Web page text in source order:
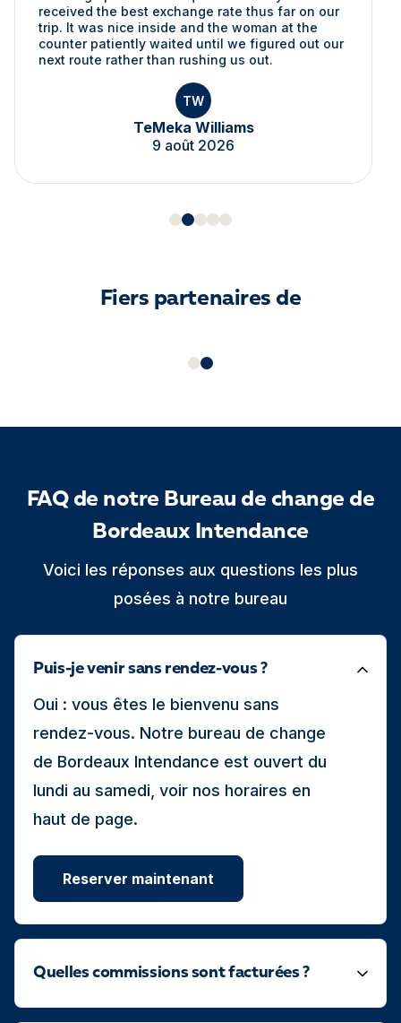
received the best exchange rate thus far on our
trip. It was nice inside and the woman at the
counter patiently waited until we figured out our
next route rather than rushing us out.
TW
TeMeka Williams
9 août 2026
Fiers partenaires de
FAQ de notre Bureau de change de
Bordeaux Intendance
Voici les réponses aux questions les plus
posées à notre bureau
Puis-je venir sans rendez-vous ?
Oui : vous êtes le bienvenu sans
rendez-vous. Notre bureau de change
de Bordeaux Intendance est ouvert du
lundi au samedi, voir nos horaires en
haut de page.
Reserver maintenant
Quelles commissions sont facturées ?